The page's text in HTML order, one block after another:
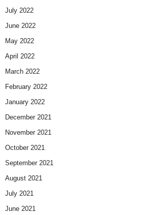
July 2022
June 2022
May 2022
April 2022
March 2022
February 2022
January 2022
December 2021
November 2021
October 2021
September 2021
August 2021
July 2021
June 2021